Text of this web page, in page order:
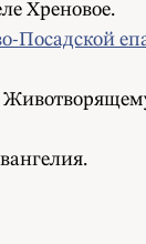
Хреновое.
Посадской